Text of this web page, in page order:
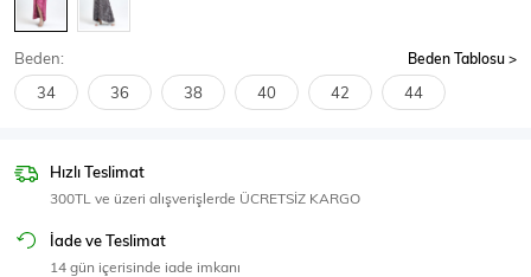
Body
SPOR GİYİM
Eşofman Üstü
Beden: Beden Tablosu
34 36 38 40 42 44
Hızlı Teslimat
300TL ve üzeri alışverişlerde ÜCRETSİZ KARGO
İade ve Teslimat
14 gün içerisinde iade imkanı